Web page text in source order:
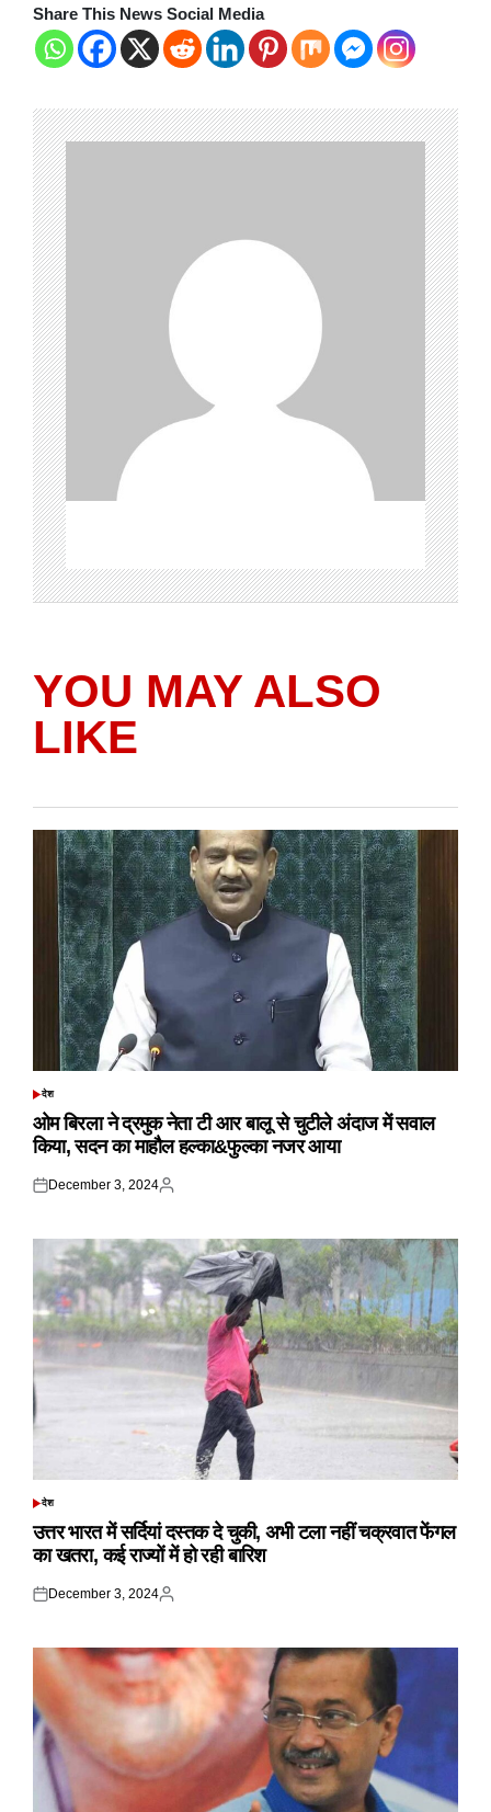
Share This News Social Media
YOU MAY ALSO
LIKE
POSTED
देश
ओम बिरला ने द्रमुक नेता टी आर बालू से चुटीले अंदाज में सवाल
किया, सदन का माहौल हल्का&फुल्का नजर आया
Posted
December 3, 2024
Posted
POSTED
देश
उत्तर भारत में सर्दियां दस्तक दे चुकी, अभी टला नहीं चक्रवात फेंगल
का खतरा, कई राज्यों में हो रही बारिश
Posted
December 3, 2024
Posted